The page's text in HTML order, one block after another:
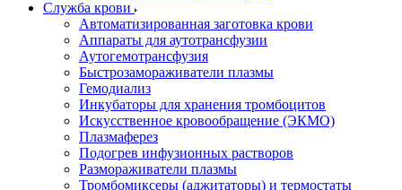
Служба крови
Автоматизированная заготовка крови
Аппараты для аутотрансфузии
Аутогемотрансфузия
Быстрозамораживатели плазмы
Гемодиализ
Инкубаторы для хранения тромбоцитов
Искусственное кровообращение (ЭКМО)
Плазмаферез
Подогрев инфузионных растворов
Размораживатели плазмы
Тромбомиксеры (аджитаторы) и термостаты